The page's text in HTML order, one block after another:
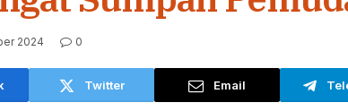
2024 0
Twitter Email